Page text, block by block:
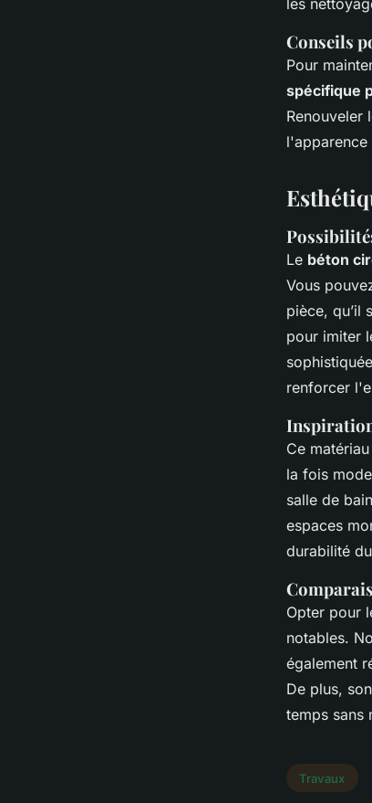
Conseils
Pour
spécifique
Renouveler
Le béton
Vous
pièce, qu’il
pour imiter
renforcer
Ce
la fois
salle de
espaces
durabilité
Opter pour
notables.
également
De plus,
temps sans
Travaux